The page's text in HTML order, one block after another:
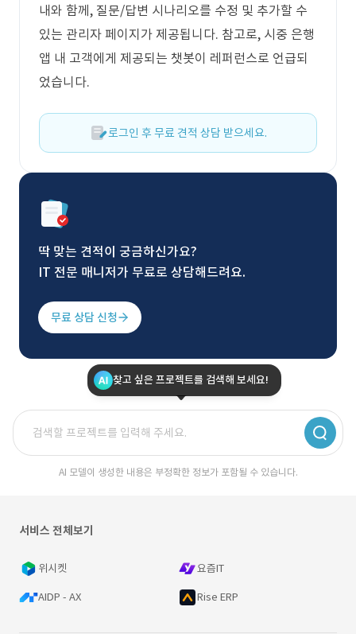
내와 함께, 질문/답변 시나리오를 수정 및 추가할 수
있는 관리자 페이지가 제공됩니다. 참고로, 시중 은행
앱 내 고객에게 제공되는 챗봇이 레퍼런스로 언급되
었습니다.
로그인 후 무료 견적 상담 받으세요.
딱 맞는 견적이 궁금하신가요?
IT 전문 매니저가 무료로 상담해드려요.
무료 상담 신청
찾고 싶은 프로젝트를 검색해 보세요!
AI 모델이 생성한 내용은 부정확한 정보가 포함될 수 있습니다.
서비스 전체보기
위시켓 요즘IT
AIDP - AX Rise ERP